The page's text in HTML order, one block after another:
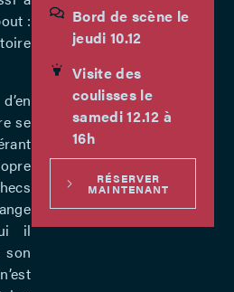
:
se
il
son
Bord de scène le
jeudi 10.12
Visite des
coulisses le
samedi 12.12 à
16h
RÉSERVER
MAINTENANT